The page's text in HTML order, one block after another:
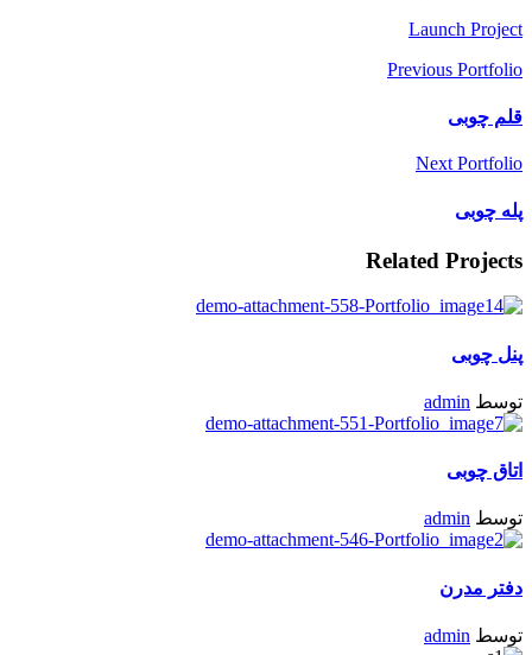
Launch Project
Previous Portfolio
قلم چوبی
Next Portfolio
پله چوبی
Related Projects
پنل چوبی
توسط admin
اتاق چوبی
توسط admin
دفتر مدرن
توسط admin